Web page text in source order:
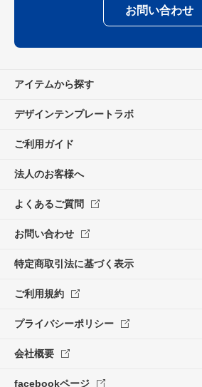
お問い合わせ
アイテムから探す
デザインテンプレートラボ
ご利用ガイド
法人のお客様へ
よくあるご質問
お問い合わせ
特定商取引法に基づく表示
ご利用規約
プライバシーポリシー
会社概要
facebookページ